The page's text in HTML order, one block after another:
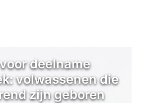
deelname
volwassenen die
zijn geboren